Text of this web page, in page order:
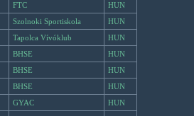
FTC
HUN
Szolnoki Sportiskola
HUN
Tapolca Vívóklub
HUN
BHSE
HUN
BHSE
HUN
BHSE
HUN
GYAC
HUN